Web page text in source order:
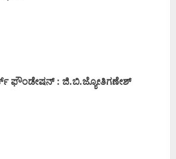
ಫೌಂಡೇಷನ್ : ಜಿ.ಬಿ.ಜ್ಯೋತಿಗಣೇಶ್